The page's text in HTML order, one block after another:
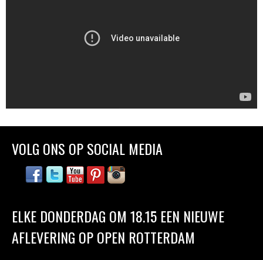
VOLG ONS OP SOCIAL MEDIA
ELKE DONDERDAG OM 18.15 EEN NIEUWE
AFLEVERING OP OPEN ROTTERDAM